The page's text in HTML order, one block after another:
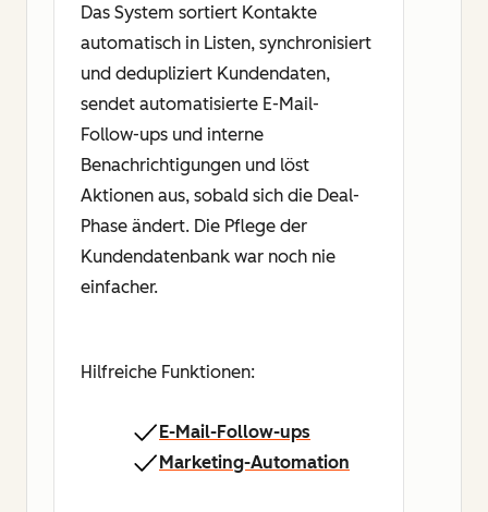
Das System sortiert Kontakte
automatisch in Listen, synchronisiert
und dedupliziert Kundendaten,
sendet automatisierte E-Mail-
Follow-ups und interne
Benachrichtigungen und löst
Aktionen aus, sobald sich die Deal-
Phase ändert. Die Pflege der
Kundendatenbank war noch nie
einfacher.
Hilfreiche Funktionen:
E-Mail-Follow-ups
Marketing-Automation